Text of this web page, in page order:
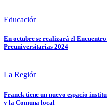
Educación
En octubre se realizará el
Preuniversitarias 2024
La Región
Franck tiene un nuevo espacio
y la Comuna local